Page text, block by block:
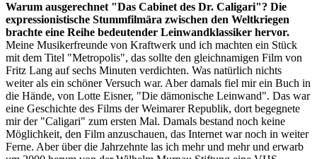
Warum ausgerechnet "Das Cabinet des Dr. Caligari"? Die
expressionistische Stummfilmära zwischen den Weltkriegen
brachte eine Reihe bedeutender Leinwandklassiker hervor.
Meine Musikerfreunde von Kraftwerk und ich machten ein Stück
mit dem Titel "Metropolis", das sollte den gleichnamigen Film von
Fritz Lang auf sechs Minuten verdichten. Was natürlich nichts
weiter als ein schöner Versuch war. Aber damals fiel mir ein Buch in
die Hände, von Lotte Eisner, "Die dämonische Leinwand". Das war
eine Geschichte des Films der Weimarer Republik, dort begegnete
mir der "Caligari" zum ersten Mal. Damals bestand noch keine
Möglichkeit, den Film anzuschauen, das Internet war noch in weiter
Ferne. Aber über die Jahrzehnte las ich mehr und mehr und erwarb